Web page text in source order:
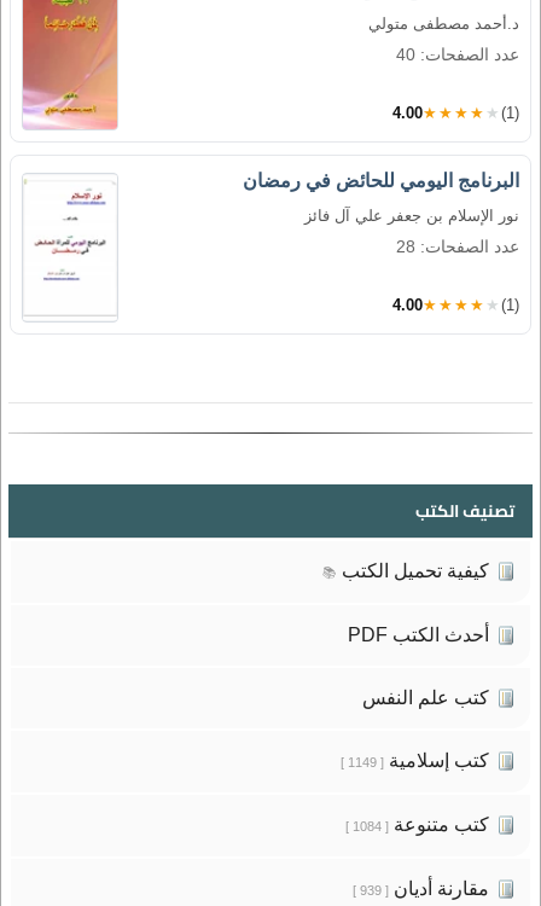
د.أحمد مصطفى متولي
عدد الصفحات: 40
4.00★★★★★ (1)
البرنامج اليومي للحائض في رمضان
نور الإسلام بن جعفر علي آل فائز
عدد الصفحات: 28
4.00★★★★★ (1)
تصنيف الكتب
كيفية تحميل الكتب 📚
أحدث الكتب PDF
كتب علم النفس
كتب إسلامية[ 1149 ]
كتب متنوعة[ 1084 ]
مقارنة أديان[ 939 ]